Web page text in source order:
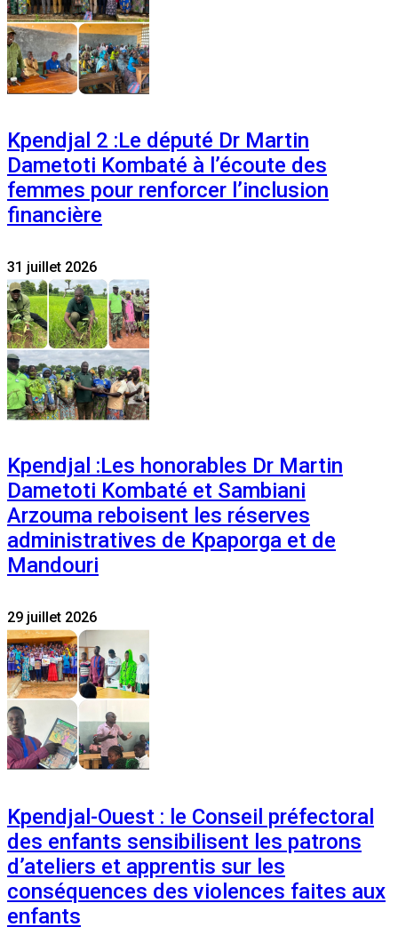
Kpendjal 2 :Le député Dr Martin
Dametoti Kombaté à l’écoute des
femmes pour renforcer l’inclusion
financière
31 juillet 2026
Kpendjal :Les honorables Dr Martin
Dametoti Kombaté et Sambiani
Arzouma reboisent les réserves
administratives de Kpaporga et de
Mandouri
29 juillet 2026
Kpendjal-Ouest : le Conseil préfectoral
des enfants sensibilisent les patrons
d’ateliers et apprentis sur les
conséquences des violences faites aux
enfants